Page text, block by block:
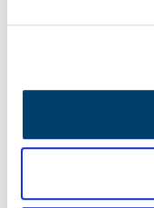
Leuke uitjes